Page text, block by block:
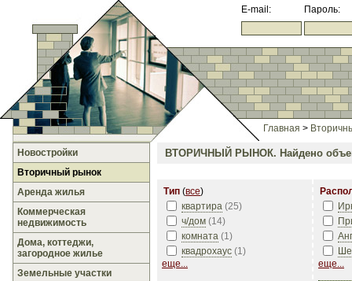
E-mail: Пароль:
Главная >
Новостройки
Вторичный рынок
Аренда жилья
Коммерческая
недвижимость
Дома, коттеджи,
загородное жилье
Земельные участки
ВТОРИЧНЫЙ РЫНОК. Найдено
Тип (все)
квартира (25)
ч/дом (14)
комната (1)
квадрохаус (1)
еще...
еще...